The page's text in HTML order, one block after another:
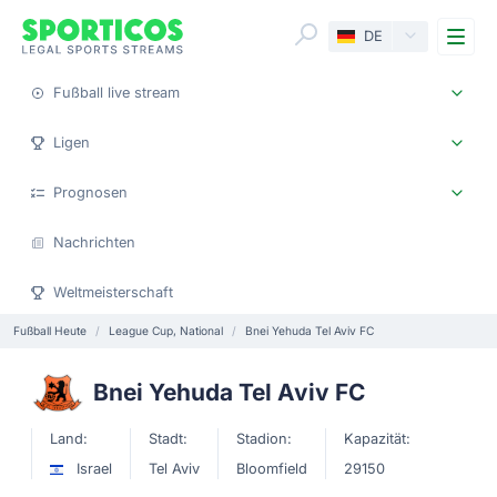
DE
Fußball live stream
Ligen
Prognosen
Nachrichten
Weltmeisterschaft
Fußball Heute League Cup, National Bnei Yehuda Tel Aviv FC
Bnei Yehuda Tel Aviv FC
Land:
Israel
Stadt:
Tel Aviv
Stadion:
Bloomfield
Kapazität:
29150